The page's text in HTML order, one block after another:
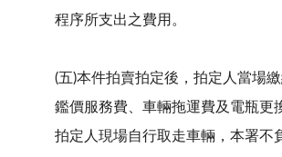
程序所支出之費用。
(五)本件拍賣拍定後，拍定人當場繳
鑑價服務費、車輛拖運費及電瓶更
拍定人現場自行取走車輛，本署不